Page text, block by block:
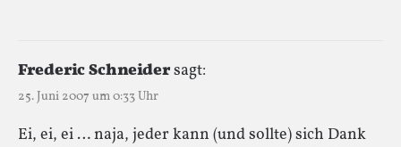
Frederic Schneidersagt:
25. Juni 2007 um 0:33 Uhr
Ei, ei, ei … naja, jeder kann (und sollte) sich Dank